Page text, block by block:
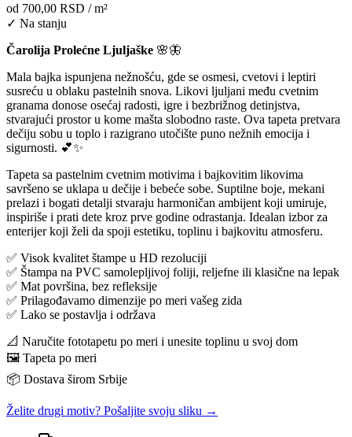
od 700,00 RSD / m²
✓ Na stanju
Čarolija Prolećne Ljuljaške 🌸🦋
Mala bajka ispunjena nežnošću, gde se osmesi, cvetovi i leptiri
susreću u oblaku pastelnih snova. Likovi ljuljani među cvetnim
granama donose osećaj radosti, igre i bezbrižnog detinjstva,
stvarajući prostor u kome mašta slobodno raste. Ova tapeta pretvara
dečiju sobu u toplo i razigrano utočište puno nežnih emocija i
sigurnosti. 💕✨
Tapeta sa pastelnim cvetnim motivima i bajkovitim likovima
savršeno se uklapa u dečije i bebeće sobe. Suptilne boje, mekani
prelazi i bogati detalji stvaraju harmoničan ambijent koji umiruje,
inspiriše i prati dete kroz prve godine odrastanja. Idealan izbor za
enterijer koji želi da spoji estetiku, toplinu i bajkovitu atmosferu.
✅ Visok kvalitet štampe u HD rezoluciji
✅ Štampa na PVC samolepljivoj foliji, reljefne ili klasične na lepak
✅ Mat površina, bez refleksije
✅ Prilagođavamo dimenzije po meri vašeg zida
✅ Lako se postavlja i održava
📐 Naručite fototapetu po meri i unesite toplinu u svoj dom
🖼️ Tapeta po meri
📦 Dostava širom Srbije
Želite drugi motiv? Pošaljite svoju sliku →